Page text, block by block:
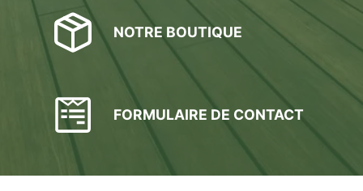
NOTRE BOUTIQUE
FORMULAIRE DE CONTACT